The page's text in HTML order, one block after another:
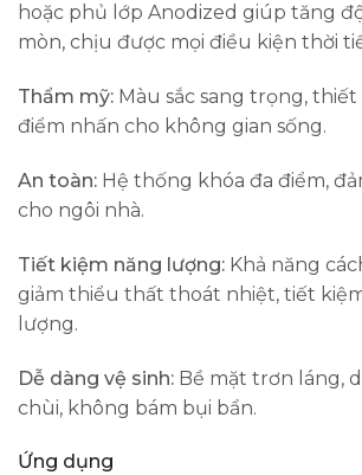
hoặc phủ lớp Anodized giúp tăng
mòn, chịu được mọi điều kiện thời
Thẩm mỹ: Màu sắc sang trọng,
điểm nhấn cho không gian sống.
An toàn: Hệ thống khóa đa điểm,
cho ngôi nhà.
Tiết kiệm năng lượng: Khả năng
giảm thiểu thất thoát nhiệt, tiết
lượng.
Dễ dàng vệ sinh: Bề mặt trơn láng,
chùi, không bám bụi bẩn.
Ứng dụng